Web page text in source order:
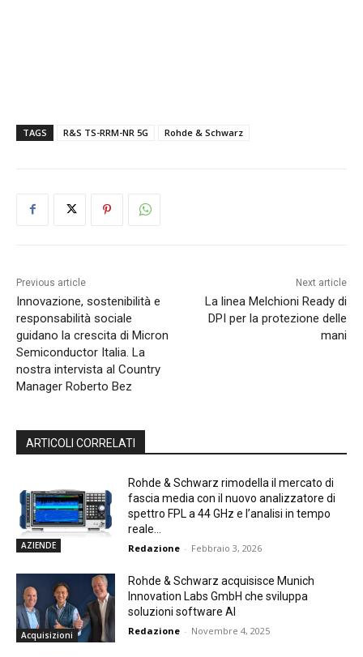
TAGS R&S TS-RRM-NR 5G Rohde & Schwarz
Previous article
Innovazione, sostenibilità e
responsabilità sociale
guidano la crescita di Micron
Semiconductor Italia. La
nostra intervista al Country
Manager Roberto Bez
Next article
La linea Melchioni Ready di
DPI per la protezione delle
mani
ARTICOLI CORRELATI
AZIENDE
Rohde & Schwarz rimodella il mercato di
fascia media con il nuovo analizzatore di
spettro FPL a 44 GHz e l’analisi in tempo
reale...
Redazione - Febbraio 3, 2026
Acquisizioni
Rohde & Schwarz acquisisce Munich
Innovation Labs GmbH che sviluppa
soluzioni software AI
Redazione - Novembre 4, 2025